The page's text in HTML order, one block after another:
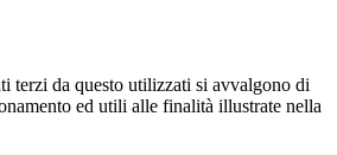
terzi da questo utilizzati si avvalgono di
ed utili alle finalità illustrate nella